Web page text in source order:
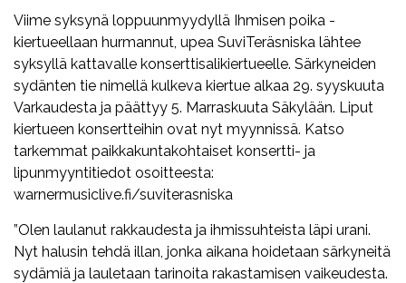
Viime syksynä loppuunmyydyllä Ihmisen poika -
kiertueellaan hurmannut, upea SuviTeräsniska lähtee
syksyllä kattavalle konserttisalikiertueelle. Särkyneiden
sydänten tie nimellä kulkeva kiertue alkaa 29. syyskuuta
Varkaudesta ja päättyy 5. Marraskuuta Säkylään. Liput
kiertueen konsertteihin ovat nyt myynnissä. Katso
tarkemmat paikkakuntakohtaiset konsertti- ja
lipunmyyntitiedot osoitteesta:
warnermusiclive.fi/suviterasniska
”Olen laulanut rakkaudesta ja ihmissuhteista läpi urani.
Nyt halusin tehdä illan, jonka aikana hoidetaan särkyneitä
sydämiä ja lauletaan tarinoita rakastamisen vaikeudesta.